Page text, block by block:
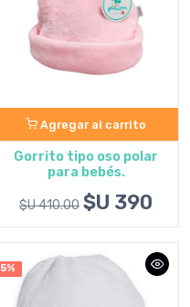
Agregar al carrito
Gorrito tipo oso polar
para bebés.
$U 410.00 $U 390
5%